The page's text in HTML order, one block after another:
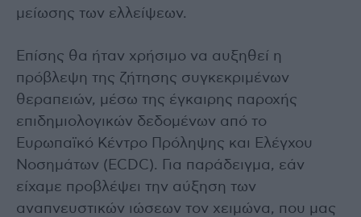
μείωσης των ελλείψεων.
Επίσης θα ήταν χρήσιμο να αυξηθεί η
πρόβλεψη της ζήτησης συγκεκριμένων
θεραπειών, μέσω της έγκαιρης παροχής
επιδημιολογικών δεδομένων από το
Ευρωπαϊκό Κέντρο Πρόληψης και Ελέγχου
Νοσημάτων (ECDC). Για παράδειγμα, εάν
είχαμε προβλέψει την αύξηση των
αναπνευστικών ιώσεων τον χειμώνα, που μας